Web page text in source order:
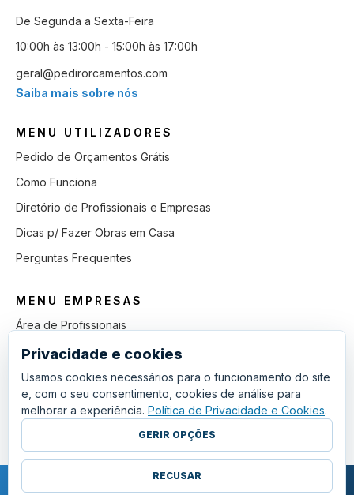
De Segunda a Sexta-Feira
10:00h às 13:00h - 15:00h às 17:00h
geral@pedirorcamentos.com
Saiba mais sobre nós
MENU UTILIZADORES
Pedido de Orçamentos Grátis
Como Funciona
Diretório de Profissionais e Empresas
Dicas p/ Fazer Obras em Casa
Perguntas Frequentes
MENU EMPRESAS
Área de Profissionais
Como Funciona
Lista de Pedidos em Aberto
Como Ganhar mais Obras
Perguntas Frequentes
Privacidade e cookies
Usamos cookies necessários para o funcionamento do site
e, com o seu consentimento, cookies de análise para
melhorar a experiência. Política de Privacidade e Cookies.
GERIR OPÇÕES
RECUSAR